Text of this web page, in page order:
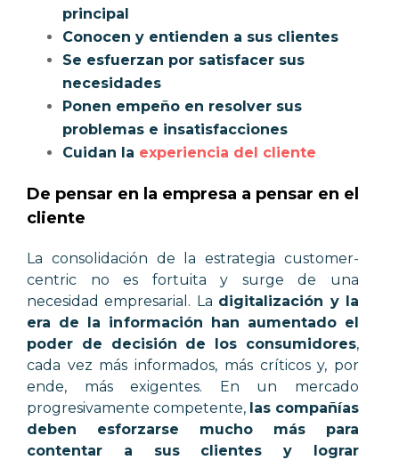
principal
Conocen y entienden a sus clientes
Se esfuerzan por satisfacer sus
necesidades
Ponen empeño en resolver sus
problemas e insatisfacciones
Cuidan la experiencia del cliente
De pensar en la empresa a pensar en el
cliente
La consolidación de la estrategia customer-
centric no es fortuita y surge de una
necesidad empresarial. La digitalización y la
era de la información han aumentado el
poder de decisión de los consumidores,
cada vez más informados, más críticos y, por
ende, más exigentes. En un mercado
progresivamente competente, las compañías
deben esforzarse mucho más para
contentar a sus clientes y lograr